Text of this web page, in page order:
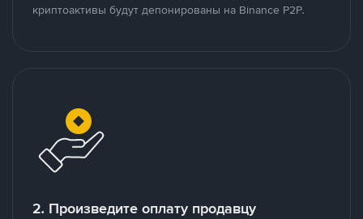
криптоактивы будут депонированы на Binance P2P.
2. Произведите оплату продавцу